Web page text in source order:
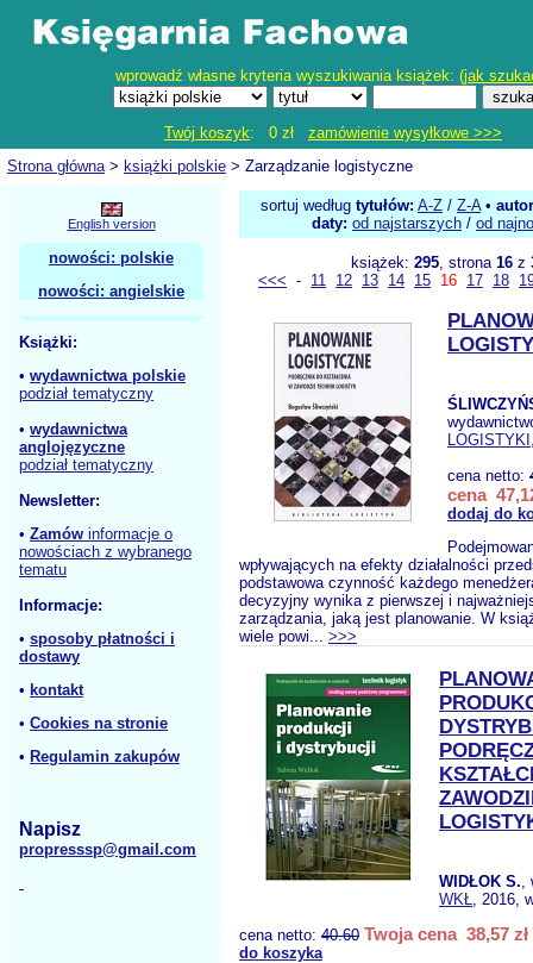
wprowadź własne kryteria wyszukiwania książek: (jak
Twój koszyk: 0 zł zamówienie wysyłkowe >>>
Strona główna> książki polskie > Zarządzanie logistyczne
English version
nowości: polskie
nowości: angielskie
Książki:
• wydawnictwa polskie
podział tematyczny
• wydawnictwa
anglojęzyczne
podział tematyczny
Newsletter:
• Zamów informacje o
nowościach z wybranego
tematu
Informacje:
• sposoby płatności i
dostawy
• kontakt
• Cookies na stronie
• Regulamin zakupów
Napisz
propresssp@gmail.com
sortuj według tytułów: A-Z / Z-A•
daty: od najstarszych / od
książek: 295, strona 16 z
<<< - 11 12 13 14 15 16 17 18
LOGISTYKI
cena netto:
cena
dodaj do
wpływających na efekty działalności
podstawowa czynność każdego
decyzyjny wynika z pierwszej i
zarządzania, jaką jest planowanie. W
wiele powi... >>>
WIDŁOK S.,
WKŁ, 2016,
cena netto: 40.60 Twoja cena 38,57 zł
do koszyka